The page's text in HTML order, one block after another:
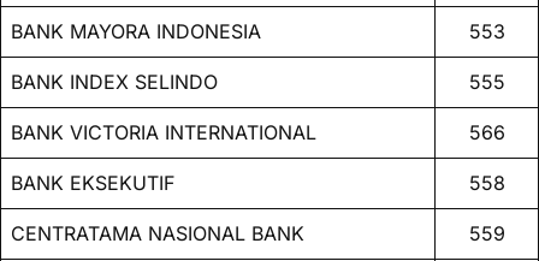
BANK MAYORA INDONESIA 553
BANK INDEX SELINDO 555
BANK VICTORIA INTERNATIONAL 566
BANK EKSEKUTIF 558
CENTRATAMA NASIONAL BANK 559